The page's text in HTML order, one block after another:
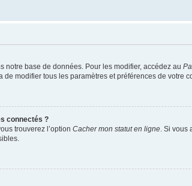
notre base de données. Pour les modifier, accédez au
modifier tous les paramètres et préférences de votre
connectés ?
trouverez l’option Cacher mon statut en ligne . Si